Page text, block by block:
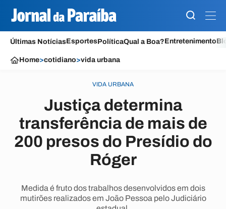
Últimas NotíciasEsportesPolíticaQual a Boa?Entretenimento
Home>cotidiano>vida urbana
VIDA URBANA
Justiça determina
transferência de mais de
200 presos do Presídio do
Róger
Medida é fruto dos trabalhos desenvolvidos em dois
mutirões realizados em João Pessoa pelo Judiciário